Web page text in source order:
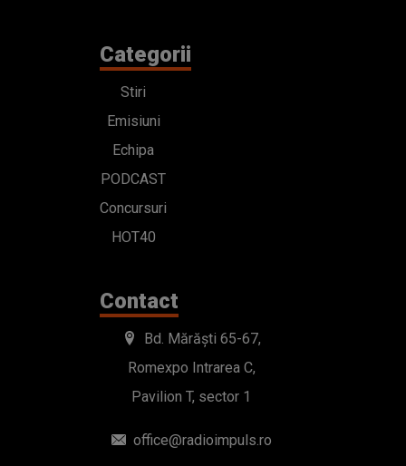
Categorii
Stiri
Emisiuni
Echipa
PODCAST
Concursuri
HOT40
Contact
Bd. Mărăști 65-67,
Romexpo Intrarea C,
Pavilion T, sector 1
office@radioimpuls.ro